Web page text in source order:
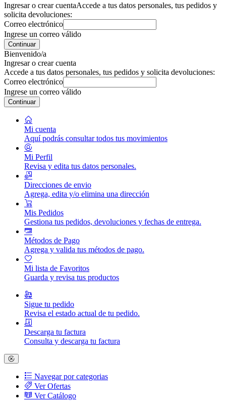
Ingresar o crear cuentaAccede a tus datos personales, tus pedidos y
solicita devoluciones:
Correo electrónico
Ingrese un correo válido
Continuar
Bienvenido/a
Ingresar o crear cuenta
Accede a tus datos personales, tus pedidos y solicita devoluciones:
Correo electrónico
Ingrese un correo válido
Continuar
Mi cuenta
Aquí podrás consultar todos tus movimientos
Mi Perfil
Revisa y edita tus datos personales.
Direcciones de envio
Agrega, edita y/o elimina una dirección
Mis Pedidos
Gestiona tus pedidos, devoluciones y fechas de entrega.
Métodos de Pago
Agrega y valida tus métodos de pago.
Mi lista de Favoritos
Guarda y revisa tus productos
Sigue tu pedido
Revisa el estado actual de tu pedido.
Descarga tu factura
Consulta y descarga tu factura
Navegar por categorias
Ver Ofertas
Ver Catálogo